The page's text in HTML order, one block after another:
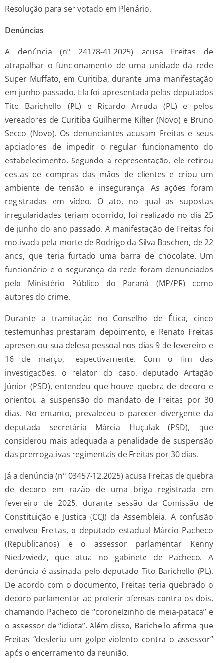
Resolução para ser votado em Plenário.
Denúncias
A denúncia (nº 24178-41.2025) acusa Freitas de
atrapalhar o funcionamento de uma unidade da rede
Super Muffato, em Curitiba, durante uma manifestação
em junho passado. Ela foi apresentada pelos deputados
Tito Barichello (PL) e Ricardo Arruda (PL) e pelos
vereadores de Curitiba Guilherme Kilter (Novo) e Bruno
Secco (Novo). Os denunciantes acusam Freitas e seus
apoiadores de impedir o regular funcionamento do
estabelecimento. Segundo a representação, ele retirou
cestas de compras das mãos de clientes e criou um
ambiente de tensão e insegurança. As ações foram
registradas em vídeo. O ato, no qual as supostas
irregularidades teriam ocorrido, foi realizado no dia 25
de junho do ano passado. A manifestação de Freitas foi
motivada pela morte de Rodrigo da Silva Boschen, de 22
anos, que teria furtado uma barra de chocolate. Um
funcionário e o segurança da rede foram denunciados
pelo Ministério Público do Paraná (MP/PR) como
autores do crime.
Durante a tramitação no Conselho de Ética, cinco
testemunhas prestaram depoimento, e Renato Freitas
apresentou sua defesa pessoal nos dias 9 de fevereiro e
16 de março, respectivamente. Com o fim das
investigações, o relator do caso, deputado Artagão
Júnior (PSD), entendeu que houve quebra de decoro e
orientou a suspensão do mandato de Freitas por 30
dias. No entanto, prevaleceu o parecer divergente da
deputada secretária Márcia Huçulak (PSD), que
considerou mais adequada a penalidade de suspensão
das prerrogativas regimentais de Freitas por 30 dias.
Já a denúncia (nº 03457-12.2025) acusa Freitas de quebra
de decoro em razão de uma briga registrada em
fevereiro de 2025, durante sessão da Comissão de
Constituição e Justiça (CCJ) da Assembleia. A confusão
envolveu Freitas, o deputado estadual Márcio Pacheco
(Republicanos) e o assessor parlamentar Kenny
Niedzwiedz, que atua no gabinete de Pacheco. A
denúncia é assinada pelo deputado Tito Barichello (PL).
De acordo com o documento, Freitas teria quebrado o
decoro parlamentar ao proferir ofensas contra os dois,
chamando Pacheco de “coronelzinho de meia-pataca” e
o assessor de “idiota”. Além disso, Barichello afirma que
Freitas “desferiu um golpe violento contra o assessor”
após o encerramento da reunião.